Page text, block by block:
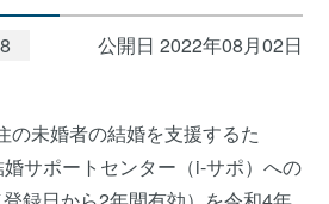
公開日 2022年08月02日
の未婚者の結婚を支援するた
婚サポートセンター（i-サポ）への